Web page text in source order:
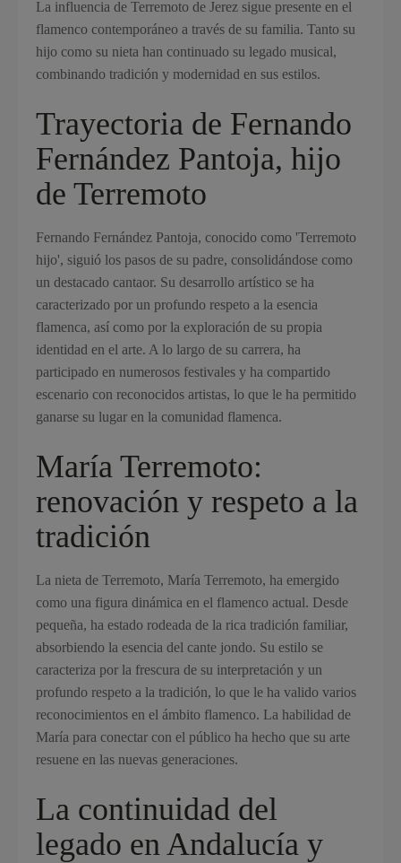
La influencia de Terremoto de Jerez sigue presente en el
flamenco contemporáneo a través de su familia. Tanto su
hijo como su nieta han continuado su legado musical,
combinando tradición y modernidad en sus estilos.
Trayectoria de Fernando
Fernández Pantoja, hijo
de Terremoto
Fernando Fernández Pantoja, conocido como 'Terremoto
hijo', siguió los pasos de su padre, consolidándose como
un destacado cantaor. Su desarrollo artístico se ha
caracterizado por un profundo respeto a la esencia
flamenca, así como por la exploración de su propia
identidad en el arte. A lo largo de su carrera, ha
participado en numerosos festivales y ha compartido
escenario con reconocidos artistas, lo que le ha permitido
ganarse su lugar en la comunidad flamenca.
María Terremoto:
renovación y respeto a la
tradición
La nieta de Terremoto, María Terremoto, ha emergido
como una figura dinámica en el flamenco actual. Desde
pequeña, ha estado rodeada de la rica tradición familiar,
absorbiendo la esencia del cante jondo. Su estilo se
caracteriza por la frescura de su interpretación y un
profundo respeto a la tradición, lo que le ha valido varios
reconocimientos en el ámbito flamenco. La habilidad de
María para conectar con el público ha hecho que su arte
resuene en las nuevas generaciones.
La continuidad del
legado en Andalucía y